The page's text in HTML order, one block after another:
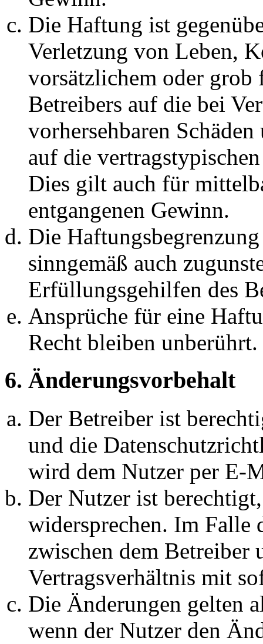
Die Haftung ist
Verletzung von Leben,
vorsätzlichem oder grob
Betreibers auf die bei
vorhersehbaren
auf die
Dies gilt auch für
entgangenen Gewinn.
Die
sinngemäß auch
Erfüllungsgehilfen des
Ansprüche für eine
Recht bleiben unberührt.
6. Änderungsvorbehalt
Der Betreiber ist
und die
wird dem Nutzer per E-
Der Nutzer ist
widersprechen. Im Falle
zwischen dem Betreiber
Vertragsverhältnis mit
Die Änderungen gelten
wenn der Nutzer den